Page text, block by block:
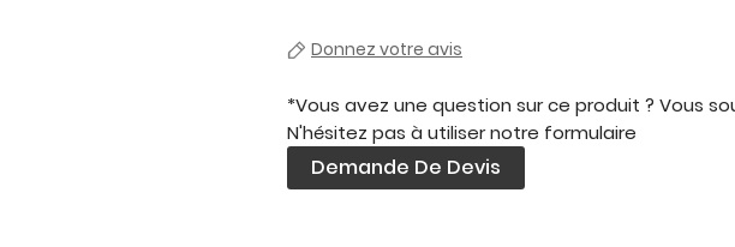
Donnez votre avis
*Vous avez une question sur ce produit ? Vous
N'hésitez pas à utiliser notre formulaire
Demande De Devis